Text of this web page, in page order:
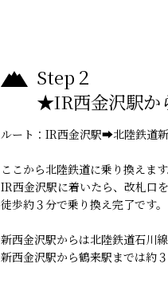
Step２
★IR西金沢駅か
ルート：IR西金沢駅➡北陸鉄道
ここから北陸鉄道に乗り換えます
IR西金沢駅に着いたら、改札口
徒歩約３分で乗り換え完了です。
新西金沢駅からは北陸鉄道石川
新西金沢駅から鶴来駅までは約